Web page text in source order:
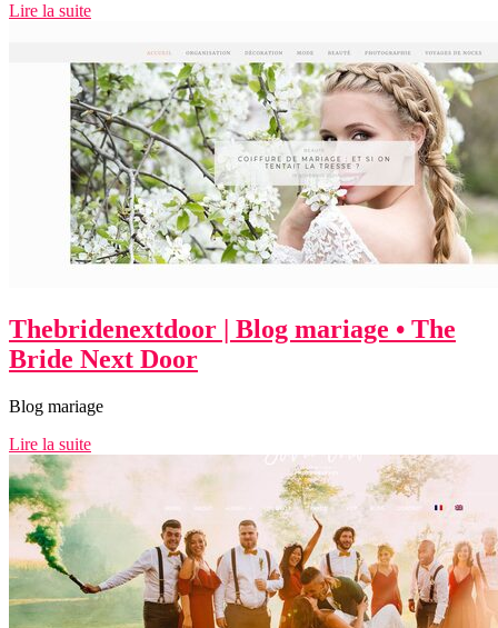
Lire la suite
Theb­ride­nextdoor | Blog mariage • The
Bride Next Door
Blog mariage
Lire la suite